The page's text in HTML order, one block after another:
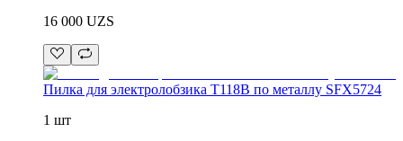
16 000 UZS
Пилка для электролобзика T118B по металлу SFX5724
1 шт